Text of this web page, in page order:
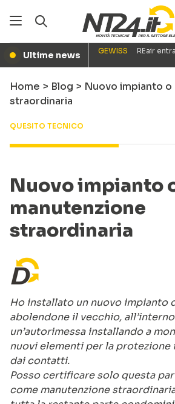
● Ultime news GEWISS REair
Home > Blog > Nuovo impianto
straordinaria
QUESITO TECNICO
Nuovo impianto
manutenzione
straordinaria
Ho installato un nuovo impianto
abolendone il vecchio,
un’autorimessa installando a
nuovi elementi per la
dai contatti.
Posso certificare solo questa
come manutenzione